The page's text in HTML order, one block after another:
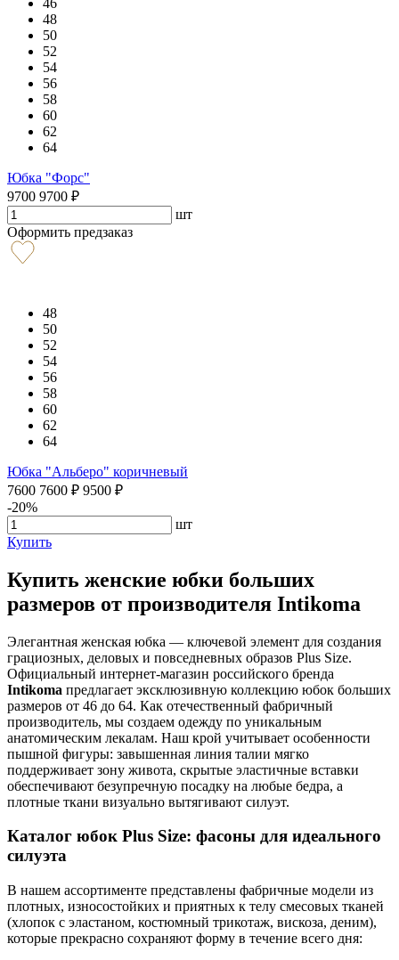
48
50
52
54
56
58
60
62
64
Юбка "Форс"
9700 9700 ₽
шт
Оформить предзаказ
48
50
52
54
56
58
60
62
64
Юбка "Альберо" коричневый
7600 7600 ₽ 9500 ₽
-20%
шт
Купить
Купить женские юбки больших
размеров от производителя Intikoma
Элегантная женская юбка — ключевой элемент для создания
грациозных, деловых и повседневных образов Plus Size.
Официальный интернет-магазин российского бренда
Intikoma предлагает эксклюзивную коллекцию юбок больших
размеров от 46 до 64. Как отечественный фабричный
производитель, мы создаем одежду по уникальным
анатомическим лекалам. Наш крой учитывает особенности
пышной фигуры: завышенная линия талии мягко
поддерживает зону живота, скрытые эластичные вставки
обеспечивают безупречную посадку на любые бедра, а
плотные ткани визуально вытягивают силуэт.
Каталог юбок Plus Size: фасоны для идеального
силуэта
В нашем ассортименте представлены фабричные модели из
плотных, износостойких и приятных к телу смесовых тканей
(хлопок с эластаном, костюмный трикотаж, вискоза, деним),
которые прекрасно сохраняют форму в течение всего дня: